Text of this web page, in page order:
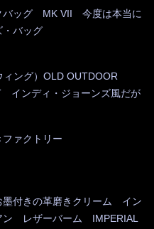
バッグ MK VII 今度は本当に
・バッグ
ィング）OLD OUTDOOR
インディ・ジョーンズ風だが
ァクトリー
墨付きの革磨きクリーム イン
ン レザーバーム IMPERIAL